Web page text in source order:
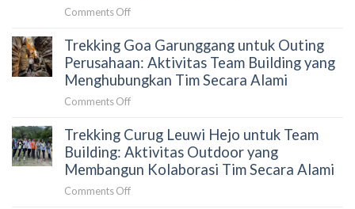
Menyusun
Proposal
yang
Tepat
HRD
Comments Offon
Curug
Bidadari
untuk
Gathering
HRD
Sebelum
Memilih
Aktivitas
Trekking Goa Garunggang untuk Outing
Perusahaan: Aktivitas Team Building yang
Menghubungkan Tim Secara Alami
Comments Offon
Goa
Garunggang
untuk
Trekking Curug Leuwi Hejo untuk Team
Building: Aktivitas Outdoor yang
Membangun Kolaborasi Tim Secara Alami
Comments Offon